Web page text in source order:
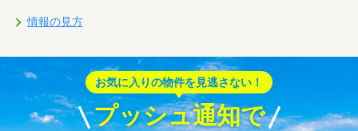
情報の見方
お気に入りの物件を見逃さない！
プッシュ通知で